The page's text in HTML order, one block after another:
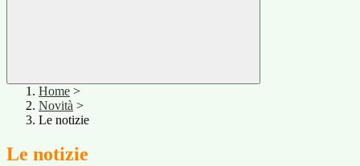
Home >
Novità >
Le notizie
Le notizie